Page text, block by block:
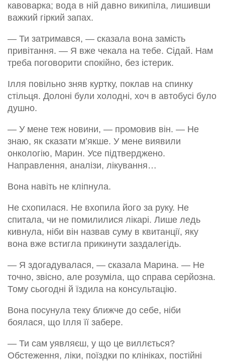
кавоварка; вода в ній давно википіла, лишивши
важкий гіркий запах.
— Ти затримався, — сказала вона замість
привітання. — Я вже чекала на тебе. Сідай. Нам
треба поговорити спокійно, без істерик.
Ілля повільно зняв куртку, поклав на спинку
стільця. Долоні були холодні, хоч в автобусі було
душно.
— У мене теж новини, — промовив він. — Не
знаю, як сказати м’якше. У мене виявили
онкологію, Марин. Усе підтверджено.
Направлення, аналізи, лікування…
Вона навіть не кліпнула.
Не схопилася. Не вхопила його за руку. Не
спитала, чи не помилилися лікарі. Лише ледь
кивнула, ніби він назвав суму в квитанції, яку
вона вже встигла прикинути заздалегідь.
— Я здогадувалася, — сказала Марина. — Не
точно, звісно, але розуміла, що справа серйозна.
Тому сьогодні й їздила на консультацію.
Вона посунула теку ближче до себе, ніби
боялася, що Ілля її забере.
— Ти сам уявляєш, у що це виллється?
Обстеження, ліки, поїздки по клініках, постійні